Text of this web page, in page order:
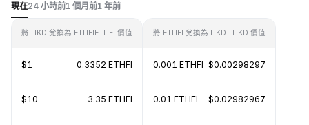
現在24 小時前1 個月前1 年前
將 HKD 兌換為 ETHFIETHFI 價值
$1 0.3352 ETHFI
$10 3.35 ETHFI
將 ETHFI 兌換為 HKD HKD 價值
0.001 ETHFI $0.00298297
0.01 ETHFI $0.02982967